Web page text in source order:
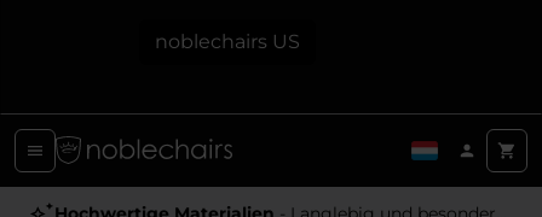
noblechairs US